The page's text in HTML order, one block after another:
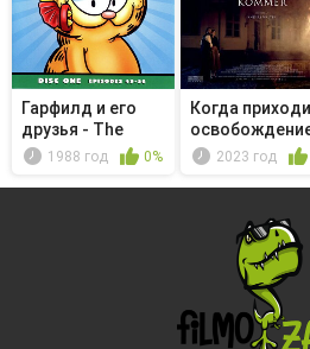
Гарфилд и его
друзья - The
Canine Con...
1988 год 0%
Когда
2023 год